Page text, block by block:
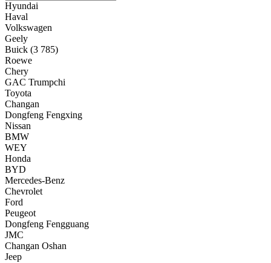
Hyundai
Haval
Volkswagen
Geely
Buick (3 785)
Roewe
Chery
GAC Trumpchi
Toyota
Changan
Dongfeng Fengxing
Nissan
BMW
WEY
Honda
BYD
Mercedes-Benz
Chevrolet
Ford
Peugeot
Dongfeng Fengguang
JMC
Changan Oshan
Jeep